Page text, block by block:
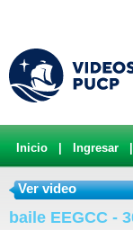
Inicio Ingresar
Ver video
baile EEGCC -